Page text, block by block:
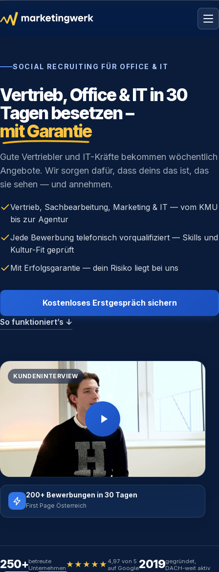
SOCIAL RECRUITING FÜR OFFICE & IT
Vertrieb, Office & IT in 30
Tagen besetzen –
mit Garantie
Gute Vertriebler und IT-Kräfte bekommen wöchentlich
Angebote. Wir sorgen dafür, dass deins das ist, das
sie sehen — und annehmen.
Vertrieb, Sachbearbeitung, Marketing & IT — vom KMU
bis zur Agentur
Jede Bewerbung telefonisch vorqualifiziert — Skills und
Kultur-Fit geprüft
Mit Erfolgsgarantie — dein Risiko liegt bei uns
Kostenloses Erstgespräch sichern
So funktioniert’s ↓
KUNDENINTERVIEW
200+ Bewerbungen in 30 Tagen
First Page Österreich
250+betreute
Unternehmen★★★★★ 4,97 von 5
auf Google2019gegründet,
DACH-weit aktiv